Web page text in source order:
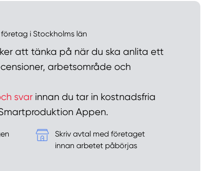
i Stockholms län
att tänka på när du ska anlita ett
arbetsområde och
svar innan du tar in kostnadsfria
Appen.
Skriv avtal med företaget
innan arbetet påbörjas